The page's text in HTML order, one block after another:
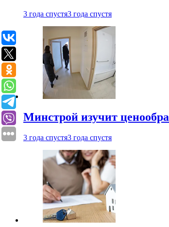
3 года спустя3 года спустя
Минстрой изучит
3 года спустя3 года спустя